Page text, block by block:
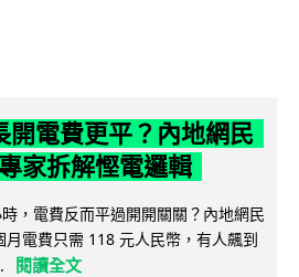
開電費更平？內地網民
家拆解慳電邏輯
，電費反而平過開開關關？內地網民
電費只需 118 元人民幣，有人飆到
閱讀全文